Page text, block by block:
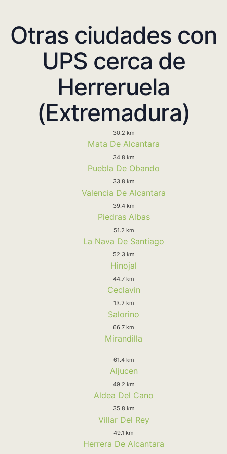
Otras ciudades con
UPS cerca de
Herreruela
(Extremadura)
30.2 km
Mata De Alcantara
34.8 km
Puebla De Obando
33.8 km
Valencia De Alcantara
39.4 km
Piedras Albas
51.2 km
La Nava De Santiago
52.3 km
Hinojal
44.7 km
Ceclavin
13.2 km
Salorino
66.7 km
Mirandilla
61.4 km
Aljucen
49.2 km
Aldea Del Cano
35.8 km
Villar Del Rey
49.1 km
Herrera De Alcantara